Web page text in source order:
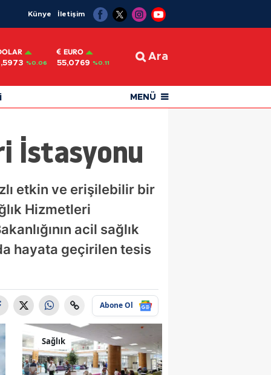
Künye İletişim
%0.06
EURO
55,0769 %0.11
Ara
MENÜ
İstasyonu
etkin ve erişilebilir bir
Hizmetleri
acil sağlık
hayata geçirilen tesis
Abone Ol
Sağlık